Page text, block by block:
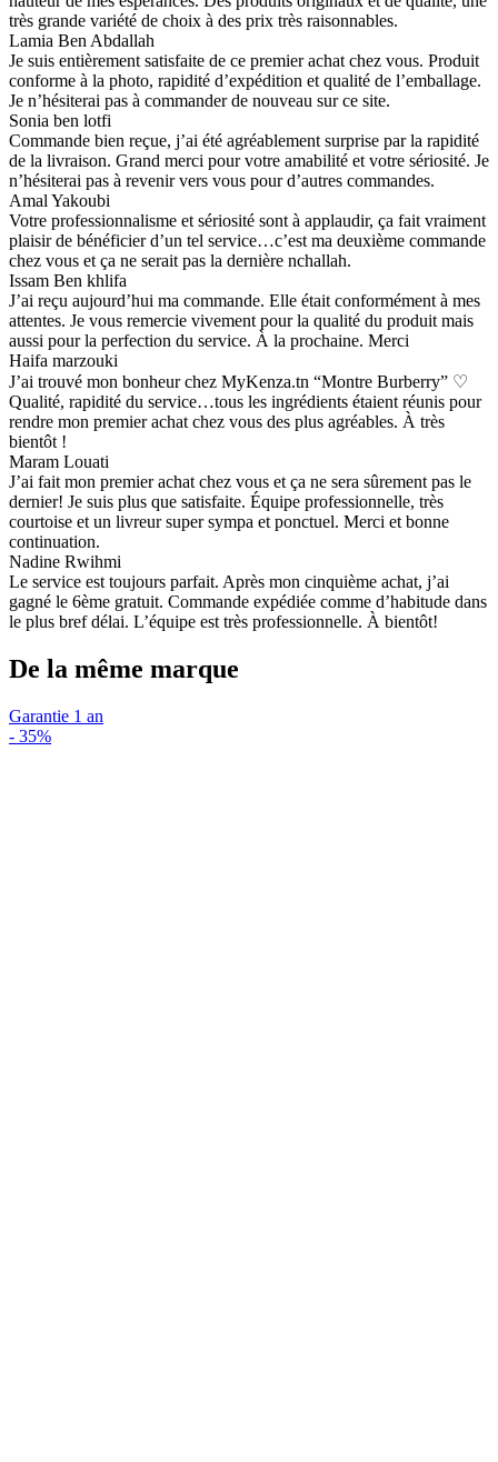
très grande variété de choix à des prix très raisonnables.
Lamia Ben Abdallah
Je suis entièrement satisfaite de ce premier achat chez vous. Produit
conforme à la photo, rapidité d’expédition et qualité de l’emballage.
Je n’hésiterai pas à commander de nouveau sur ce site.
Sonia ben lotfi
Commande bien reçue, j’ai été agréablement surprise par la rapidité
de la livraison. Grand merci pour votre amabilité et votre sériosité. Je
n’hésiterai pas à revenir vers vous pour d’autres commandes.
Amal Yakoubi
Votre professionnalisme et sériosité sont à applaudir, ça fait vraiment
plaisir de bénéficier d’un tel service…c’est ma deuxième commande
chez vous et ça ne serait pas la dernière nchallah.
Issam Ben khlifa
J’ai reçu aujourd’hui ma commande. Elle était conformément à mes
attentes. Je vous remercie vivement pour la qualité du produit mais
aussi pour la perfection du service. À la prochaine. Merci
Haifa marzouki
J’ai trouvé mon bonheur chez MyKenza.tn “Montre Burberry” ♡
Qualité, rapidité du service…tous les ingrédients étaient réunis pour
rendre mon premier achat chez vous des plus agréables. À très
bientôt !
Maram Louati
J’ai fait mon premier achat chez vous et ça ne sera sûrement pas le
dernier! Je suis plus que satisfaite. Équipe professionnelle, très
courtoise et un livreur super sympa et ponctuel. Merci et bonne
continuation.
Nadine Rwihmi
Le service est toujours parfait. Après mon cinquième achat, j’ai
gagné le 6ème gratuit. Commande expédiée comme d’habitude dans
le plus bref délai. L’équipe est très professionnelle. À bientôt!
De la même marque
Garantie 1 an
- 35%